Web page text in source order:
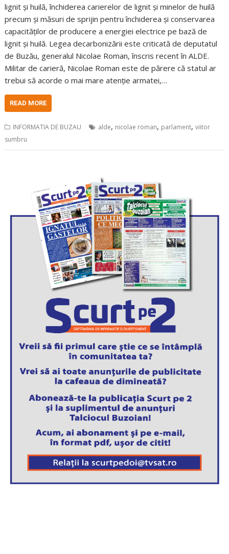
lignit și huilă, închiderea carierelor de lignit și minelor de huilă
precum și măsuri de sprijin pentru închiderea și conservarea
capacităților de producere a energiei electrice pe bază de
lignit și huilă. Legea decarbonizării este criticată de deputatul
de Buzău, generalul Nicolae Roman, înscris recent în ALDE.
Militar de carieră, Nicolae Roman este de părere că statul ar
trebui să acorde o mai mare atenție armatei,…
READ MORE
INFORMATIA DE BUZAU alde, nicolae roman, parlament,viitor
sumbru